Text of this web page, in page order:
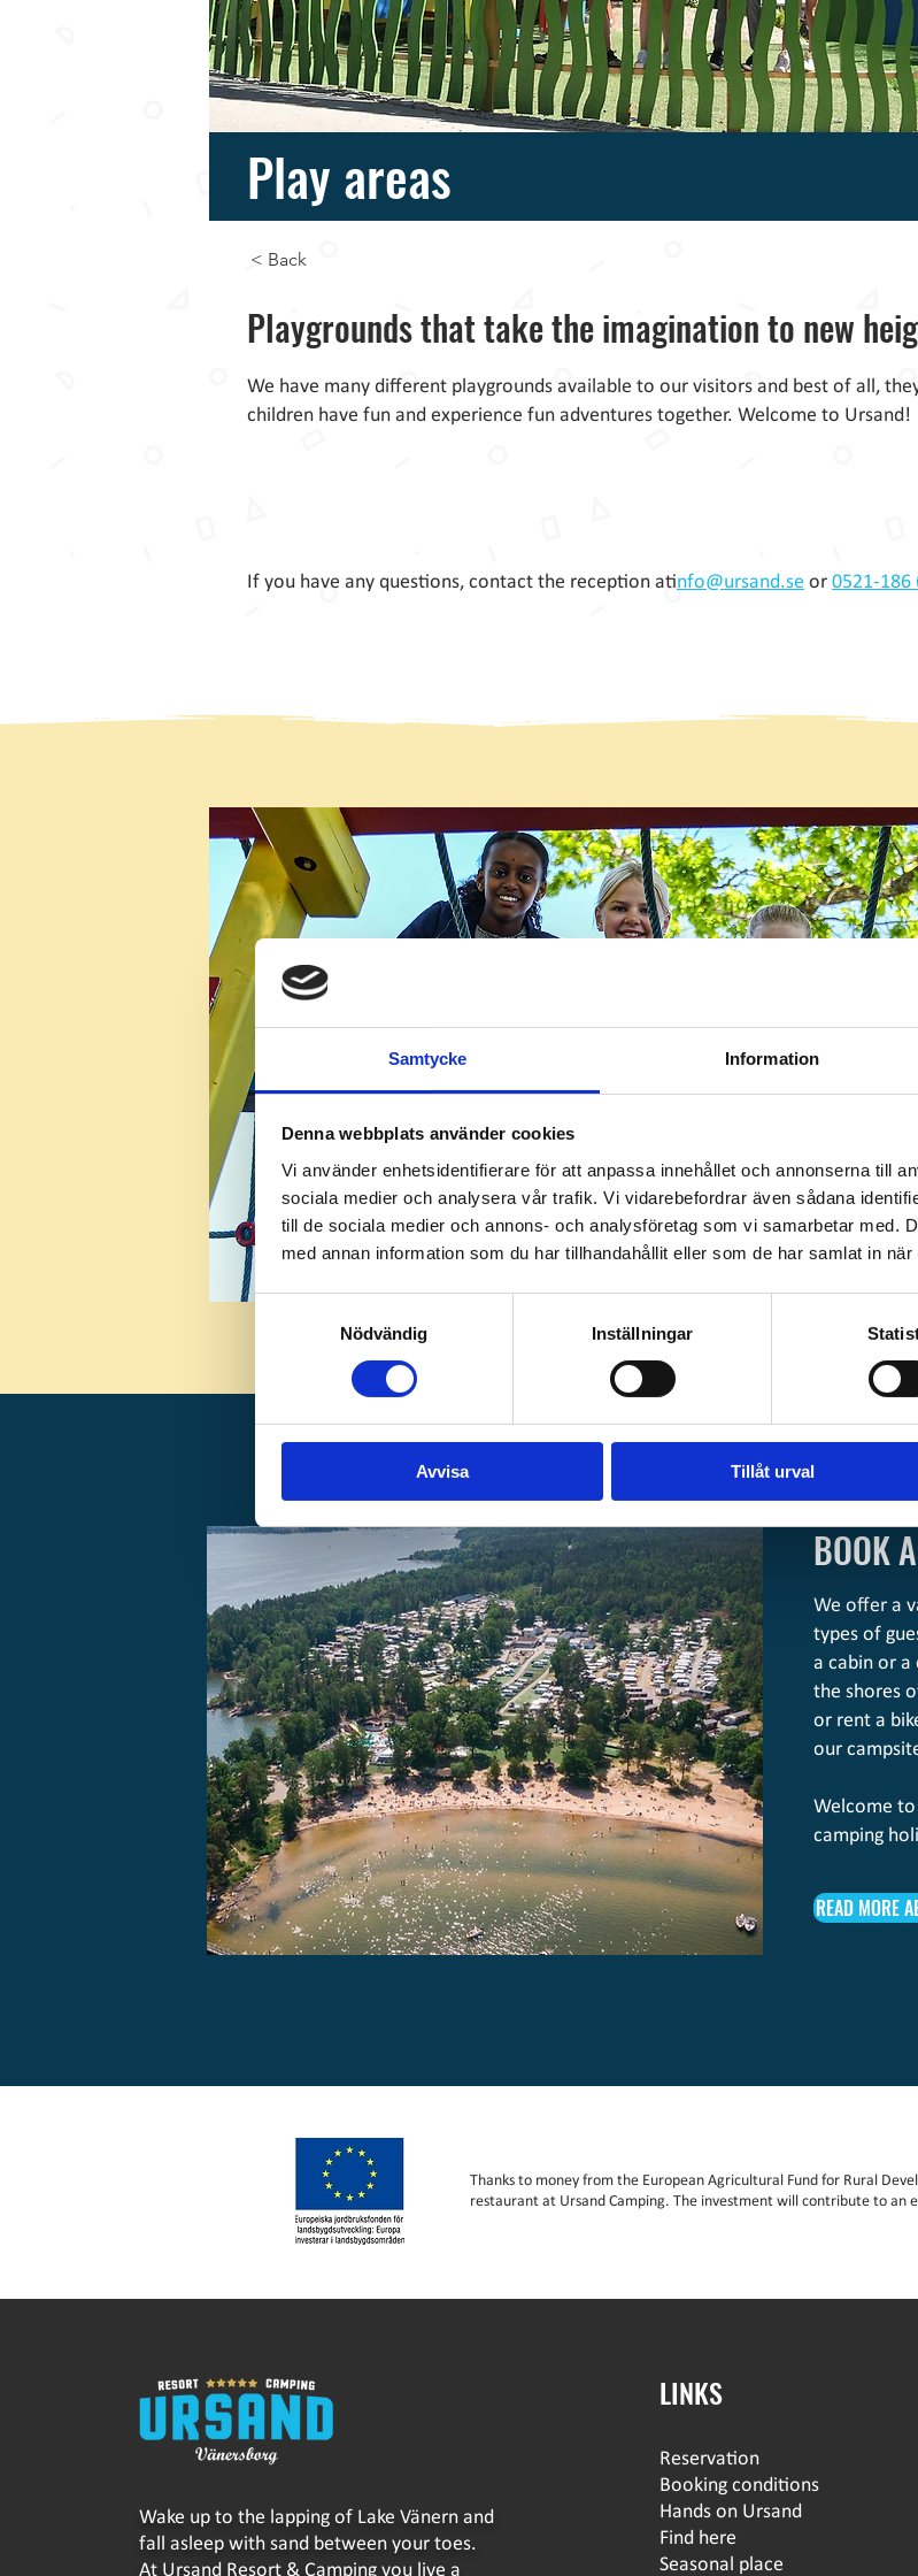
Samtycke Information
Denna webbplats använder cookies
Vi använder enhetsidentifierare för att anpassa innehållet och annonserna till
sociala medier och analysera vår trafik. Vi vidarebefordrar även sådana
till de sociala medier och annons- och analysföretag som vi samarbetar med.
med annan information som du har tillhandahållit eller som de har samlat in
Samtyckesval
Nödvändig
Inställningar
Avvisa Tillåt urval
< Back
Playgrounds that take the imagination to new
We have many different playgrounds available to our visitors and best of all,
children have fun and experience fun adventures together. Welcome to Ursand!
If you have any questions, contact the reception atinfo@ursand.se or 0521-186
Play areas
BOOK
We offer a
types of
a cabin or
the shores
or rent a
our
Welcome
camping
READ MORE
Thanks to money from the European Agricultural Fund for Rural
restaurant at Ursand Camping. The investment will contribute to an
Wake up to the lapping of Lake Vänern and
fall asleep with sand between your toes.
At Ursand Resort & Camping you live a
LINKS
Reservation
Booking conditions
Hands on Ursand
Find here
Seasonal place